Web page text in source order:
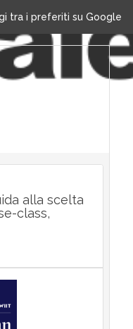
tra i preferiti su Google
alla scelta
class,